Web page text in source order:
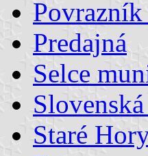
Predajná
Selce
Staré